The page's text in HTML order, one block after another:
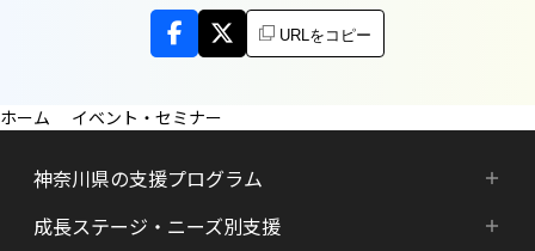
URLをコピー
イベント・セミナー
神奈川県の支援プログラム
神奈川県の支援プログラム
成長ステージ・ニーズ別支援